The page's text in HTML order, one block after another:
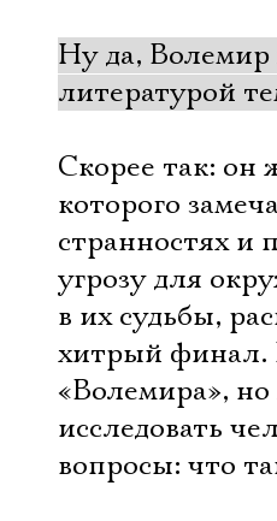
Ну да, Волемир
литературой
Скорее так: он
которого
странностях и
угрозу для
в их судьбы,
хитрый финал.
«Волемира», но
исследовать
вопросы: что